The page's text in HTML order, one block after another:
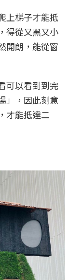
上梯子才能抵
得從又黑又小
開朗，能從窗
可以看到到完
」，因此刻意
才能抵達二